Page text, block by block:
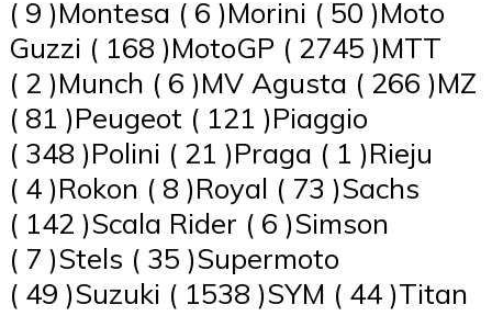
( 9 )Montesa ( 6 )Morini ( 50 )Moto
Guzzi ( 168 )MotoGP ( 2745 )MTT
( 2 )Munch ( 6 )MV Agusta ( 266 )MZ
( 81 )Peugeot ( 121 )Piaggio
( 348 )Polini ( 21 )Praga ( 1 )Rieju
( 4 )Rokon ( 8 )Royal ( 73 )Sachs
( 142 )Scala Rider ( 6 )Simson
( 7 )Stels ( 35 )Supermoto
( 49 )Suzuki ( 1538 )SYM ( 44 )Titan